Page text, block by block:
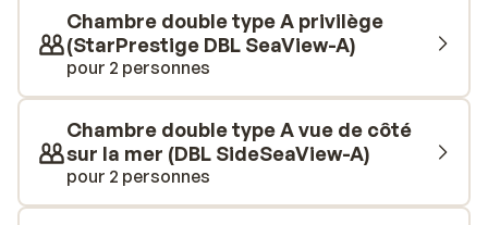
Spa, où vous pourrez réserver des soins de beauté et
massages. Quant aux jeunes vacanciers, ils seront
ravis de s'amuser au mini club de l'hôtel voisin. De belles
vacances vous attendent!
Chambre double type A privilège
(StarPrestige DBL SeaView-A)
pour 2 personnes
Chambre double type A vue de côté
sur la mer (DBL SideSeaView-A)
pour 2 personnes